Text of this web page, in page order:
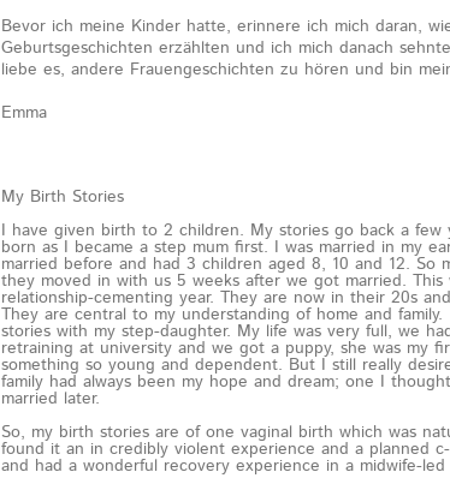
Bevor ich meine Kinder hatte, erinnere ich mich daran,
Geburtsgeschichten erzählten und ich mich danach
liebe es, andere Frauengeschichten zu hören und bin
Emma
My Birth Stories
I have given birth to 2 children. My stories go back a few
born as I became a step mum first. I was married in my
married before and had 3 children aged 8, 10 and 12. So
they moved in with us 5 weeks after we got married. This
relationship-cementing year. They are now in their 20s
They are central to my understanding of home and
stories with my step-daughter. My life was very full, we
retraining at university and we got a puppy, she was my
something so young and dependent. But I still really
family had always been my hope and dream; one I
married later.
So, my birth stories are of one vaginal birth which was
found it an in credibly violent experience and a planned
and had a wonderful recovery experience in a midwife-